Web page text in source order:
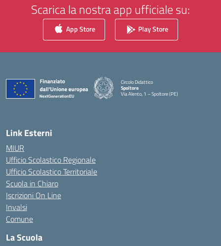
Scarica la nostra app ufficiale su:
App Store Play Store
Circolo Didattico
Spoltore
Via Alento, 1 – Spoltore (PE)
— Visita la pagina iniziale della scuola
Link Esterni
MIUR
Ufficio Scolastico Regionale
Ufficio Scolastico Territoriale
Scuola in Chiaro
Iscrizioni On Line
Invalsi
Comune
La Scuola